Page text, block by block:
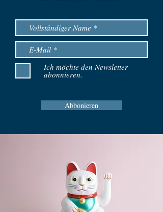
Ich möchte den Newsletter
abonnieren.
Abbonieren